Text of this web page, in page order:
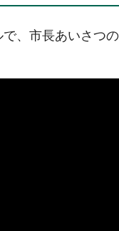
、市長あいさつ